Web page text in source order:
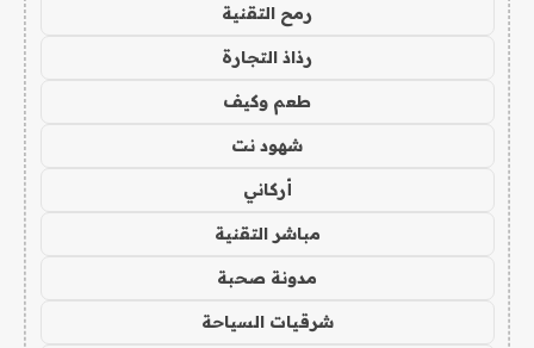
رمح التقنية
رذاذ التجارة
طعم وكيف
شهود نت
أركاني
مباشر التقنية
مدونة صحبة
شرقيات السياحة